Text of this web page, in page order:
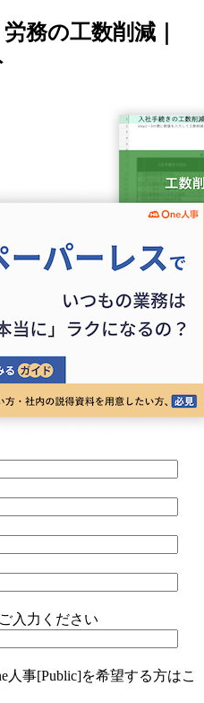
務の工数削減｜
入力ください
事[Public]を希望する方はこ